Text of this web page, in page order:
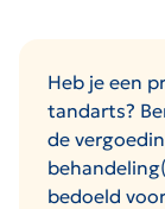
Heb je een
tandarts?
de
bedoeld